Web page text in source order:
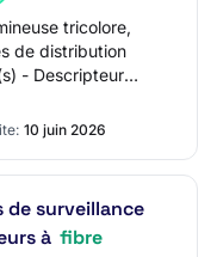
tricolore,
de distribution
- Descripteur
10 juin 2026
de surveillance
à fibre